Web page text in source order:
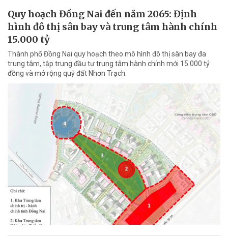
Quy hoạch Đồng Nai đến năm 2065: Định
hình đô thị sân bay và trung tâm hành chính
15.000 tỷ
Thành phố Đồng Nai quy hoạch theo mô hình đô thị sân bay đa
trung tâm, tập trung đầu tư trung tâm hành chính mới 15.000 tỷ
đồng và mở rộng quỹ đất Nhơn Trạch.